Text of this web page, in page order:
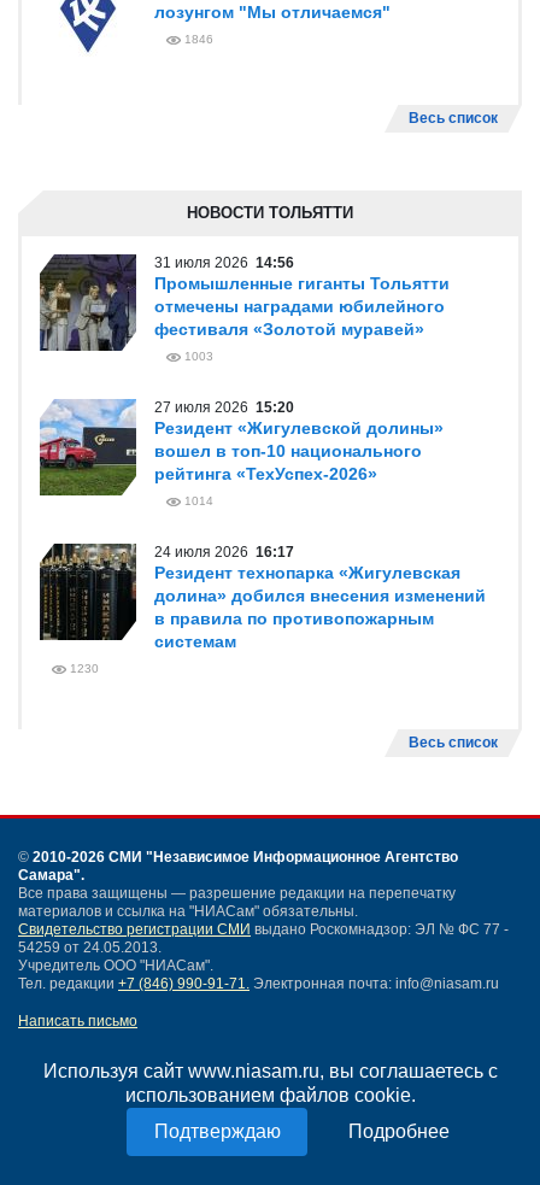
Используя сайт www.niasam.ru, вы соглашаетесь с
использованием файлов cookie.
Подробнее
лозунгом "Мы отличаемся"
1846
Весь список
НОВОСТИ ТОЛЬЯТТИ
31 июля 2026 14:56
Промышленные гиганты Тольятти
отмечены наградами юбилейного
фестиваля «Золотой муравей»
1003
27 июля 2026 15:20
Резидент «Жигулевской долины»
вошел в топ-10 национального
рейтинга «ТехУспех-2026»
1014
24 июля 2026 16:17
Резидент технопарка «Жигулевская
долина» добился внесения изменений
в правила по противопожарным
системам
1230
Весь список
© 2010-2026 СМИ "Независимое Информационное Агентство
Самара".
Все права защищены — разрешение редакции на перепечатку
материалов и ссылка на "НИАСам" обязательны.
Свидетельство регистрации СМИ выдано Роскомнадзор: ЭЛ № ФС 77 -
54259 от 24.05.2013.
Учредитель ООО "НИАСам".
Тел. редакции +7 (846) 990-91-71. Электронная почта: info@niasam.ru
Написать письмо
Нашли ошибку?
Политика конфиденциальности